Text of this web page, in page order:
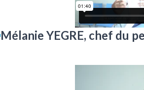
Mélanie YEGRE, chef du